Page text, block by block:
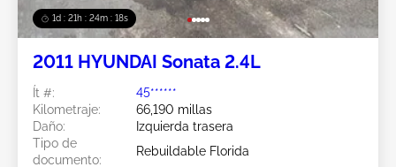
1d : 21h : 24m : 15s
2011 HYUNDAI Sonata 2.4L
Ít #:
45******
Kilometraje:
66,190 millas
Daño:
Izquierda trasera
Tipo de
documento:
Rebuildable Florida